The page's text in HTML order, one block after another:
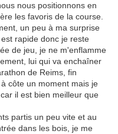
nous positionnons en
les favoris de la course.
un peu à ma surprise
rapide donc je reste
de jeu, je ne m'enflamme
lui qui va enchaîner
de Reims, fin
côte un moment mais je
il est bien meilleur que
partis un peu vite et au
dans les bois, je me